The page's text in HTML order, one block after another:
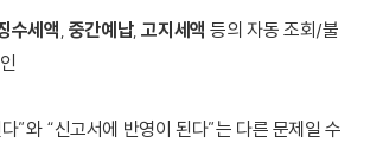
수세액, 중간예납,고지세액 등의 자동 조회/불
”와 “신고서에 반영이 된다”는 다른 문제일 수